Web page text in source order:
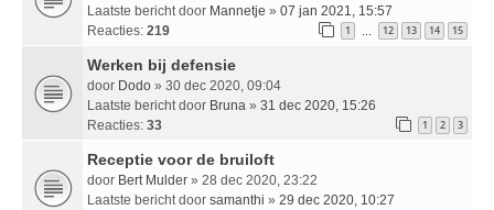
Laatste bericht door Mannetje » 07 jan 2021, 15:57
Reacties: 219 1 … 12 13 14 15
Werken bij defensie
door Dodo » 30 dec 2020, 09:04
Laatste bericht door Bruna » 31 dec 2020, 15:26
Reacties: 33 1 2 3
Receptie voor de bruiloft
door Bert Mulder » 28 dec 2020, 23:22
Laatste bericht door samanthi » 29 dec 2020, 10:27